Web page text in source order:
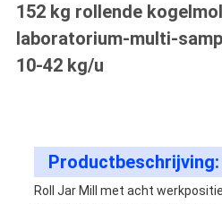
152 kg rollende
laboratorium-multi-
10-42 kg/u
Productbeschrijving:
Roll Jar Mill met acht